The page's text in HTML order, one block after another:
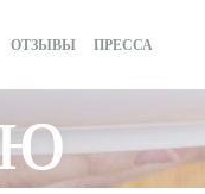
ОТЗЫВЫ ПРЕССА